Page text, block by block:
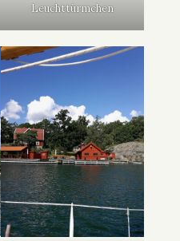
Leuchttürmchen